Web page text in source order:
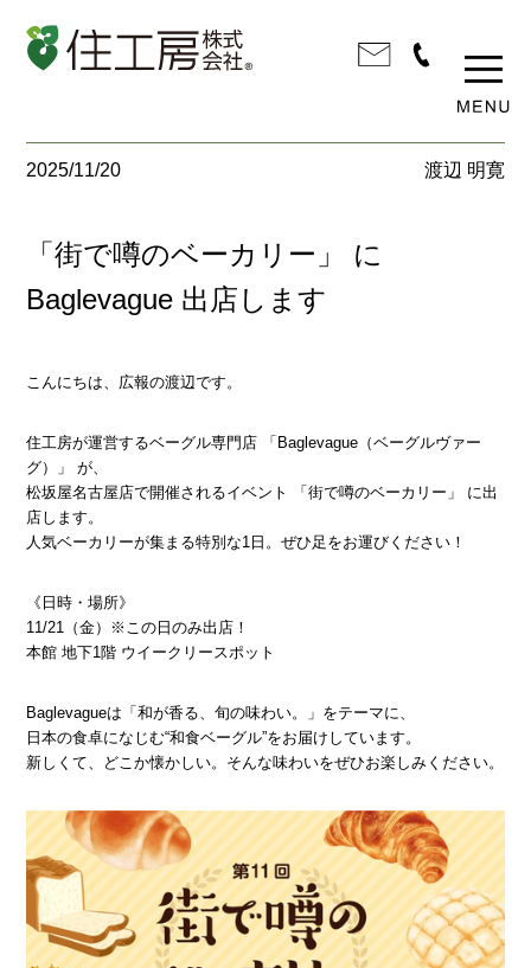
2025/11/20 渡辺 明寛
「街で噂のベーカリー」 に
Baglevague 出店します
こんにちは、広報の渡辺です。
住工房が運営するベーグル専門店 「Baglevague（ベーグルヴァー
グ）」 が、
松坂屋名古屋店で開催されるイベント 「街で噂のベーカリー」 に出
店します。
人気ベーカリーが集まる特別な1日。ぜひ足をお運びください！
《日時・場所》
11/21（金）※この日のみ出店！
本館 地下1階 ウイークリースポット
Baglevagueは「和が香る、旬の味わい。」をテーマに、
日本の食卓になじむ“和食ベーグル”をお届けしています。
新しくて、どこか懐かしい。そんな味わいをぜひお楽しみください。